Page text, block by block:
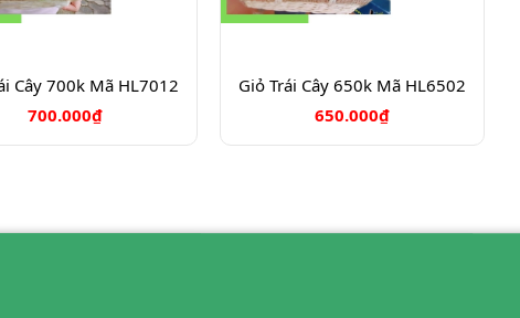
Cây 700k Mã HL7012
700.000₫
Giỏ Trái Cây 650k Mã HL6502
650.000₫